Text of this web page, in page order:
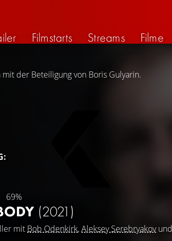
Filmstarts Streams Filme
der Beteiligung von Boris Gulyarin.
69%
(2021)
mit Bob Odenkirk,Aleksey Serebryakovund